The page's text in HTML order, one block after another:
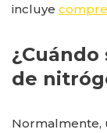
incluye
de
Normalmente,